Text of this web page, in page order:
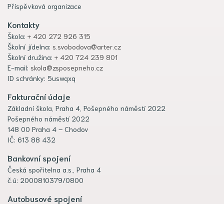
Příspěvková organizace
Kontakty
Škola: + 420 272 926 315
Školní jídelna: s.svobodova@arter.cz
Školní družina: + 420 724 239 801
E-mail: skola@zsposepneho.cz
ID schránky: 5uswqxq
Fakturační údaje
Základní škola, Praha 4, Pošepného náměstí 2022
Pošepného náměstí 2022
148 00 Praha 4 – Chodov
IČ: 613 88 432
Bankovní spojení
Česká spořitelna a.s., Praha 4
č.ú: 2000810379/0800
Autobusové spojení